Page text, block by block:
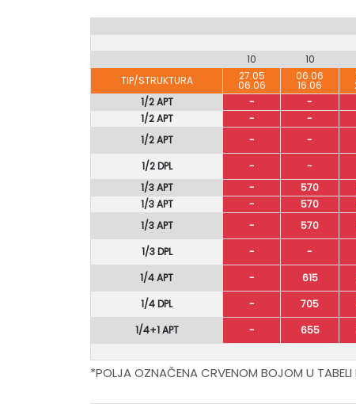
10
10
TIP/STRUKTURA
27.05
06.06
06.06
16.06
1/2 APT
- -
1/2 APT
- -
1/2 APT
- -
1/2 DPL
- -
1/3 APT
- 570
1/3 APT
- 570
1/3 APT
- 570
1/3 DPL
- -
1/4 APT
- 615
1/4 DPL
- 705
1/4+1 APT
- 655
*POLJA OZNAČENA CRVENOM BOJOM U